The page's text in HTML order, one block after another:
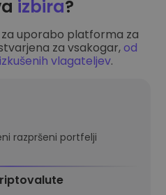
izbira?
uporabo platforma za
za vsakogar,od
vlagateljev.
in strokovnjake
v nekaj minutah
razpršeni portfelji